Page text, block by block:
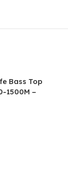
Bass Top
1500M –